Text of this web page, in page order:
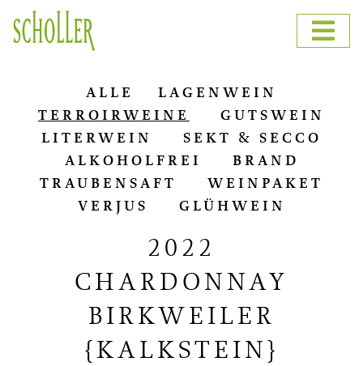
ALLE
LA­GEN­WEIN
TER­RO­IR­WEI­NE
GUTS­WEIN
LI­TER­WEIN
SEKT & SECCO
AL­KO­HOL­FREI
BRAND
TRAU­BEN­SAFT
WEIN­PA­KET
VER­JUS
GLÜH­WEIN
2022
CHARDONNAY
BIRKWEILER
{KALKSTEIN}